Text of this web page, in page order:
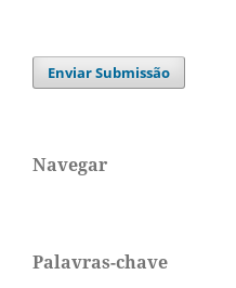
Enviar Submissão
Navegar
Palavras-chave